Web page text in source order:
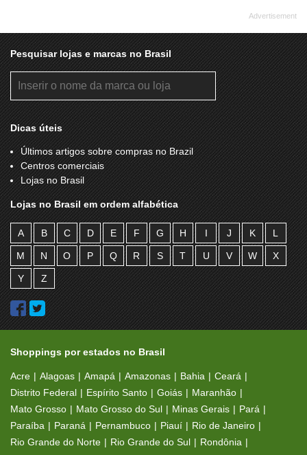
Pesquisar lojas e marcas no Brasil
Dicas úteis
Últimos artigos sobre compras no Brazil
Centros comerciais
Lojas no Brasil
Lojas no Brasil em ordem alfabética
A B C D E F G H I J K L
M N O P Q R S T U V W X
Y Z
Shoppings por estados no Brasil
Acre Alagoas Amapá Amazonas Bahia
Ceará
Distrito Federal
Espírito Santo Goiás
Maranhão
Mato Grosso
Mato Grosso do Sul Minas Gerais
Pará
Paraíba
Paraná Pernambuco Piauí
Rio de Janeiro
Rio Grande do Norte
Rio Grande do Sul
Rondônia